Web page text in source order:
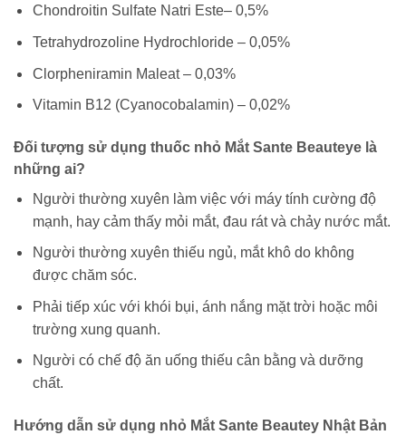
Chondroitin Sulfate Natri Este– 0,5%
Tetrahydrozoline Hydrochloride – 0,05%
Clorpheniramin Maleat – 0,03%
Vitamin B12 (Cyanocobalamin) – 0,02%
Đối tượng sử dụng thuốc nhỏ Mắt Sante Beauteye là
những ai?
Người thường xuyên làm việc với máy tính cường độ
mạnh, hay cảm thấy mỏi mắt, đau rát và chảy nước mắt.
Người thường xuyên thiếu ngủ, mắt khô do không
được chăm sóc.
Phải tiếp xúc với khói bụi, ánh nắng mặt trời hoặc môi
trường xung quanh.
Người có chế độ ăn uống thiếu cân bằng và dưỡng
chất.
Hướng dẫn sử dụng nhỏ Mắt Sante Beautey Nhật Bản